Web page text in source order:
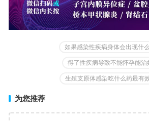
如果感染性疾病身体会出现什
得了性疾病导致不能怀孕能治
生殖支原体感染吃什么药最有
为您推荐